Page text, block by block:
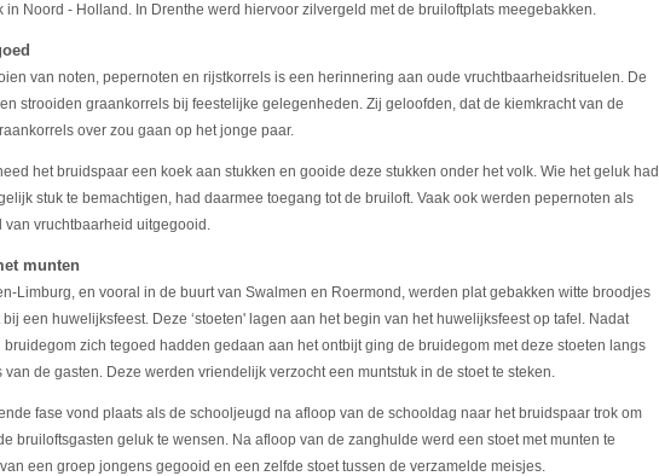
in Noord - Holland. In Drenthe werd hiervoor zilvergeld met de bruiloftplats meegebakken.
van noten, pepernoten en rijstkorrels is een herinnering aan oude vruchtbaarheidsrituelen. De
strooiden graankorrels bij feestelijke gelegenheden. Zij geloofden, dat de kiemkracht van de
over zou gaan op het jonge paar.
het bruidspaar een koek aan stukken en gooide deze stukken onder het volk. Wie het geluk had
stuk te bemachtigen, had daarmee toegang tot de bruiloft. Vaak ook werden pepernoten als
van vruchtbaarheid uitgegooid.
munten
Limburg, en vooral in de buurt van Swalmen en Roermond, werden plat gebakken witte broodjes
een huwelijksfeest. Deze ‘stoeten' lagen aan het begin van het huwelijksfeest op tafel. Nadat
bruidegom zich tegoed hadden gedaan aan het ontbijt ging de bruidegom met deze stoeten langs
van de gasten. Deze werden vriendelijk verzocht een muntstuk in de stoet te steken.
fase vond plaats als de schooljeugd na afloop van de schooldag naar het bruidspaar trok om
bruiloftsgasten geluk te wensen. Na afloop van de zanghulde werd een stoet met munten te
een groep jongens gegooid en een zelfde stoet tussen de verzamelde meisjes.